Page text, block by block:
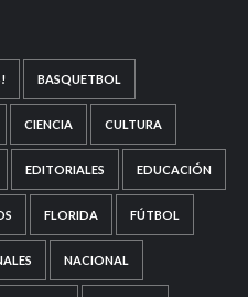
BASQUETBOL
CIENCIA CULTURA
EDITORIALES EDUCACIÓN
FLORIDA FÚTBOL
NACIONAL